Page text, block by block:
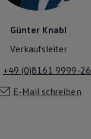
Günter Knabl
Verkaufsleiter
+49 (0)8161 9999-26
E-Mail schreiben